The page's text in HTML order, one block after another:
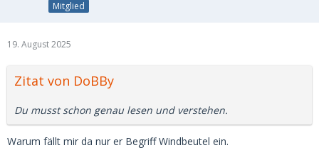
Mitglied
19. August 2025
Zitat von DoBBy
Du musst schon genau lesen und verstehen.
Warum fällt mir da nur er Begriff Windbeutel ein.